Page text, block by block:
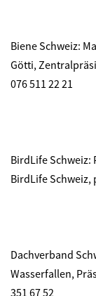
Biene Schweiz:
Götti,
076 511 22 21
BirdLife
BirdLife Schweiz,
Dachverband
Wasserfallen,
351 67 52